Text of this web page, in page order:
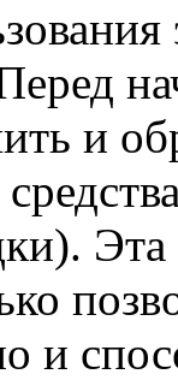
и
Эта
и